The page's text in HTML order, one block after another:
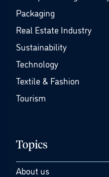
Packaging
Real Estate Industry
Sustainability
Technology
Textile & Fashion
Tourism
Topics
About us